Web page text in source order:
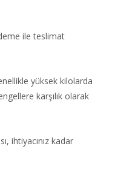
ile teslimat
yüksek kilolarda
karşılık olarak
ihtiyacınız kadar